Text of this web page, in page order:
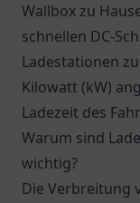
Wallbox zu
schnellen DC-
Ladestationen
Kilowatt (kW)
Ladezeit des
Warum sind
wichtig?
Die Verbreitung